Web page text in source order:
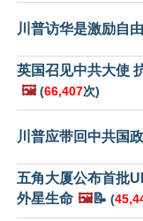
川普访华是激励自
英国召见中共大使
🖼️ (66,407次)
川普应带回中共国
五角大厦公布首批
外星生命 🖼️📝 (